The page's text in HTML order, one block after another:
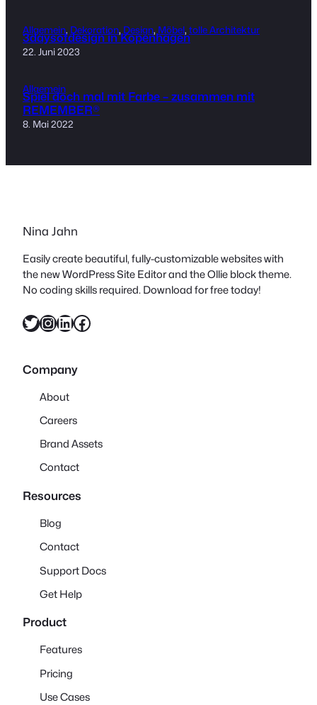
Allgemein, Dekoration, Design, Möbel, tolle Architektur
3daysofdesign in Kopenhagen
22. Juni 2023
Allgemein
Spiel doch mal mit Farbe – zusammen mit
REMEMBER®
8. Mai 2022
Nina Jahn
Easily create beautiful, fully-customizable websites with
the new WordPress Site Editor and the Ollie block theme.
No coding skills required. Download for free today!
Twitter InstagramLinkedIn Facebook
Company
About
Careers
Brand Assets
Contact
Resources
Blog
Contact
Support Docs
Get Help
Product
Features
Pricing
Use Cases